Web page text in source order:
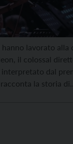
lavorato alla
il colossal
dal
la storia di